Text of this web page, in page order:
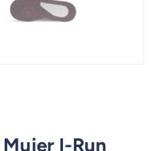
I-Run